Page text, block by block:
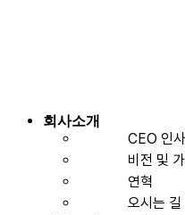
회사소개
CEO 인
비전 및
연혁
오시는 길